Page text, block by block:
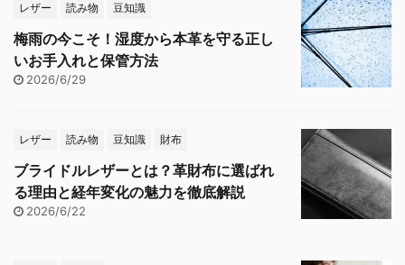
レザー 読み物 豆知識
梅雨の今こそ！湿度から本革を守る正し
いお手入れと保管方法
2026/6/29
レザー 読み物 豆知識 財布
ブライドルレザーとは？革財布に選ばれ
る理由と経年変化の魅力を徹底解説
2026/6/22